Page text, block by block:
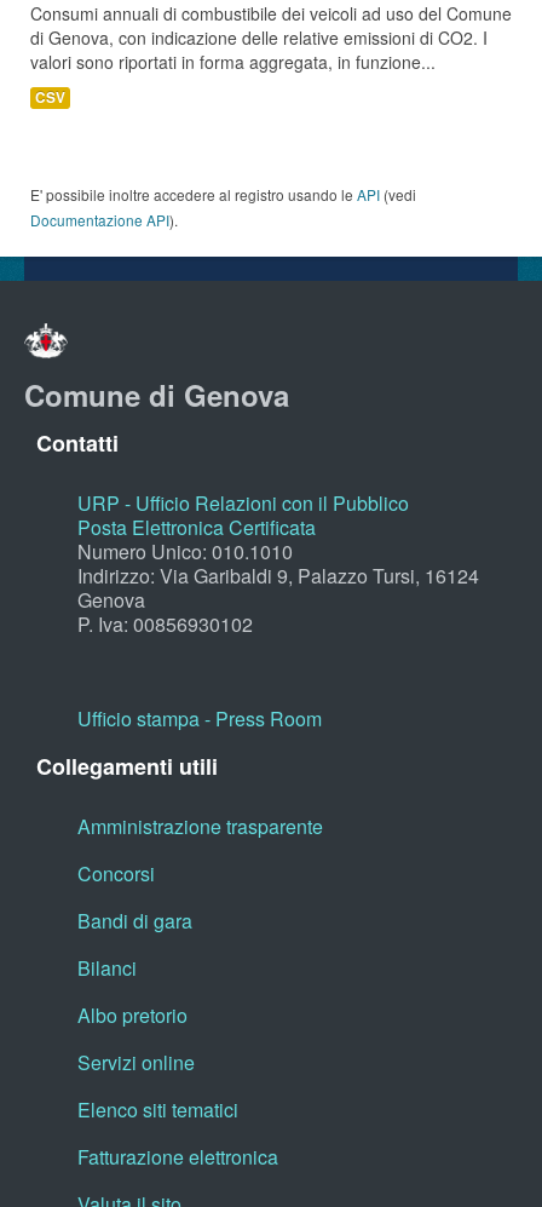
Consumi annuali di combustibile dei veicoli ad uso del Comune
di Genova, con indicazione delle relative emissioni di CO2. I
valori sono riportati in forma aggregata, in funzione...
CSV
E' possibile inoltre accedere al registro usando le API (vedi
Documentazione API).
Comune di Genova
Contatti
URP - Ufficio Relazioni con il Pubblico
Posta Elettronica Certificata
Numero Unico: 010.1010
Indirizzo: Via Garibaldi 9, Palazzo Tursi, 16124
Genova
P. Iva: 00856930102
Ufficio stampa - Press Room
Collegamenti utili
Amministrazione trasparente
Concorsi
Bandi di gara
Bilanci
Albo pretorio
Servizi online
Elenco siti tematici
Fatturazione elettronica